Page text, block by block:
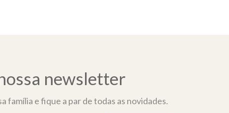
newsletter
família e fique a par de todas as novidades.